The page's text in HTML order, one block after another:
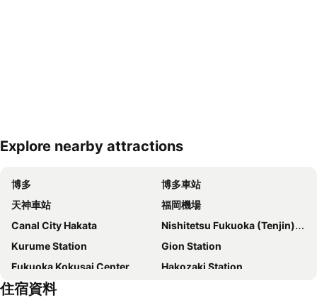
展開地圖
Explore nearby attractions
博多
博多車站
天神車站
福岡機場
Canal City Hakata
Nishitetsu Fukuoka (Tenjin) Station
Kurume Station
Gion Station
Fukuoka Kokusai Center
Hakozaki Station
Saga Station
住宿資料